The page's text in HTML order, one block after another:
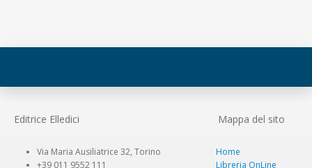
Editrice Elledici Mappa del sito
Via Maria Ausiliatrice 32, Torino
+39 011 9552 111
Home
Libreria OnLine